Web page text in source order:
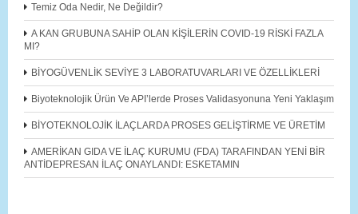
Temiz Oda Nedir, Ne Değildir?
A KAN GRUBUNA SAHİP OLAN KİŞİLERİN COVID-19 RİSKİ FAZLA
MI?
BİYOGÜVENLİK SEVİYE 3 LABORATUVARLARI VE ÖZELLİKLERİ
Biyoteknolojik Ürün Ve API’lerde Proses Validasyonuna Yeni Yaklaşım
BİYOTEKNOLOJİK İLAÇLARDA PROSES GELİŞTİRME VE ÜRETİM
AMERİKAN GIDA VE İLAÇ KURUMU (FDA) TARAFINDAN YENİ BİR
ANTİDEPRESAN İLAÇ ONAYLANDI: ESKETAMIN